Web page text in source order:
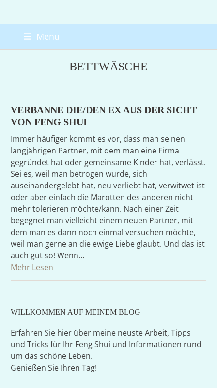
content
Menü
BETTWÄSCHE
VERBANNE DIE/DEN EX AUS DER SICHT
VON FENG SHUI
Immer häufiger kommt es vor, dass man seinen
langjährigen Partner, mit dem man eine Firma
gegründet hat oder gemeinsame Kinder hat, verlässt.
Sei es, weil man betrogen wurde, sich
auseinandergelebt hat, neu verliebt hat, verwitwet ist
oder aber einfach die Marotten des anderen nicht
mehr tolerieren möchte/kann. Nach einer Zeit
begegnet man vielleicht einem neuen Partner, mit
dem man es dann noch einmal versuchen möchte,
weil man gerne an die ewige Liebe glaubt. Und das ist
auch gut so! Wenn…
Mehr Lesen
WILLKOMMEN AUF MEINEM BLOG
Erfahren Sie hier über meine neuste Arbeit, Tipps
und Tricks für Ihr Feng Shui und Informationen rund
um das schöne Leben.
Genießen Sie Ihren Tag!